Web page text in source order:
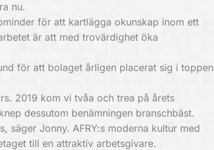
nu.
för att kartlägga okunskap inom ett
är att med trovärdighet öka
för att bolaget årligen placerat sig i toppen
2019 kom vi tvåa och trea på årets
dessutom benämningen branschbäst.
Jonny. AFRY:s moderna kultur med
till en attraktiv arbetsgivare.